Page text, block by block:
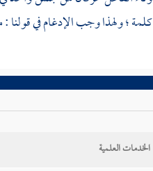
كلمة ؛ ولهذا وجب الإدغام في قولنا :
الخدمات العلمية